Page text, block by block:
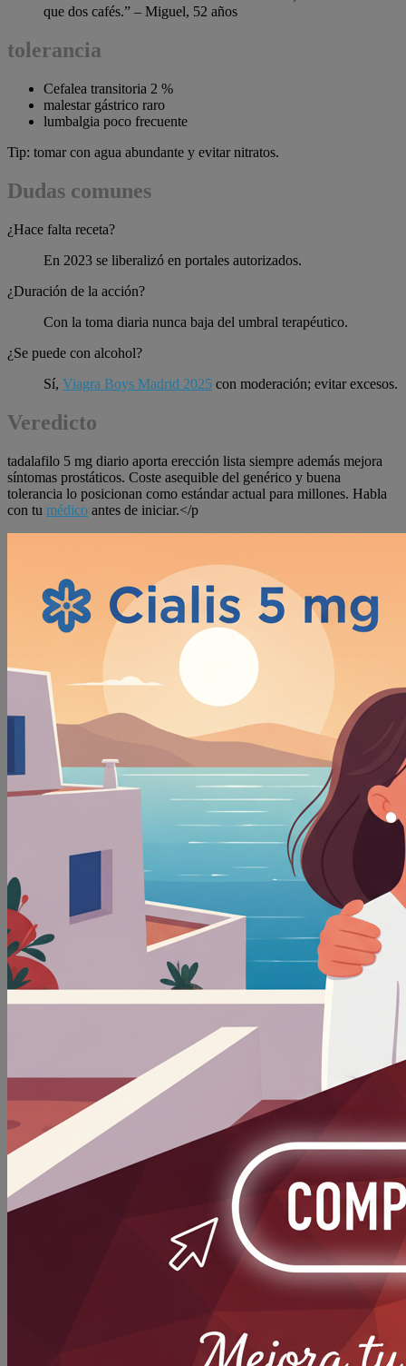
que dos cafés.” – Miguel, 52 años
tolerancia
Cefalea transitoria 2 %
malestar gástrico raro
lumbalgia poco frecuente
Tip: tomar con agua abundante y evitar nitratos.
Dudas comunes
¿Hace falta receta?
En 2023 se liberalizó en portales autorizados.
¿Duración de la acción?
Con la toma diaria nunca baja del umbral terapéutico.
¿Se puede con alcohol?
Sí, Viagra Boys Madrid 2025 con moderación; evitar excesos.
Veredicto
tadalafilo 5 mg diario aporta erección lista siempre además mejora
síntomas prostáticos. Coste asequible del genérico y buena
tolerancia lo posicionan como estándar actual para millones. Habla
con tu médico antes de iniciar.</p